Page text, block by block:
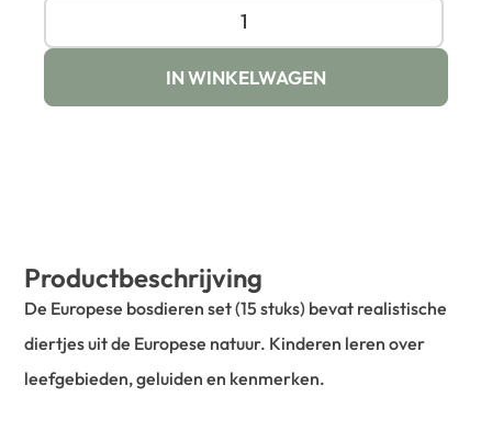
IN WINKELWAGEN
Productbeschrijving
De Europese bosdieren set (15 stuks) bevat realistische
diertjes uit de Europese natuur. Kinderen leren over
leefgebieden, geluiden en kenmerken.